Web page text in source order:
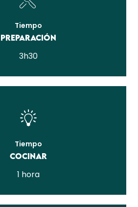
Tiempo
Preparación
3h30
Tiempo
Cocinar
1 hora